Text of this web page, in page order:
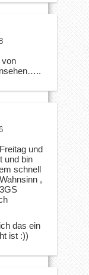
von
und
und bin
schnell
,
das ein
ist :))